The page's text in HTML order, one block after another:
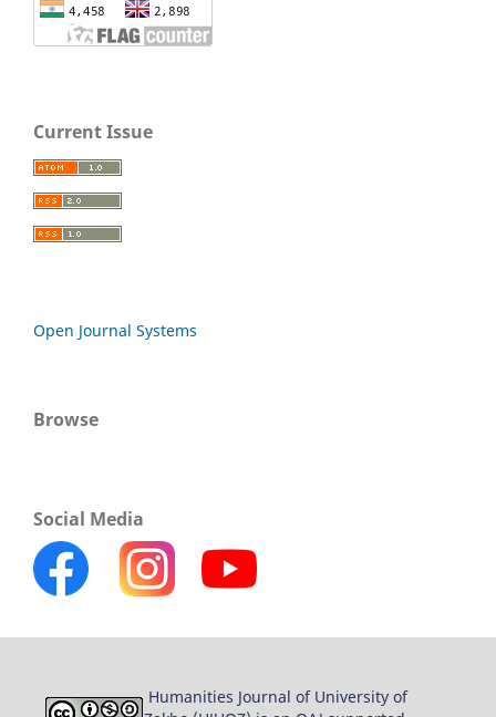
Current Issue
Open Journal Systems
Browse
Social Media
Humanities Journal of University of